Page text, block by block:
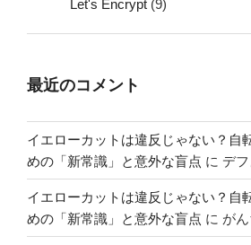
Let's Encrypt (9)
最近のコメント
イエローカットは違反じゃない？自
めの「新常識」と意外な盲点 に デ
イエローカットは違反じゃない？自
めの「新常識」と意外な盲点 に が